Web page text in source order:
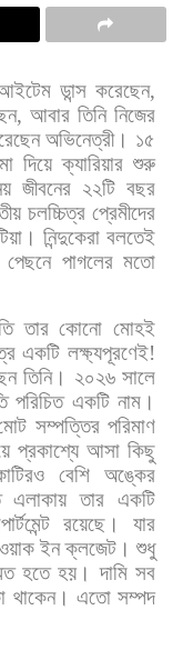
ডান্স করেছেন,
, আবার তিনি নিজের
অভিনেত্রী। ১৫
দিয়ে ক্যারিয়ার শুরু
জীবনের ২২টি বছর
চলচ্চিত্র প্রেমীদের
নিন্দুকেরা বলতেই
পেছনে পাগলের মতো
তার কোনো মোহই
একটি লক্ষ্যপূরণেই!
তিনি। ২০২৬ সালে
পরিচিত একটি নাম।
সম্পত্তির পরিমাণ
প্রকাশ্যে আসা কিছু
বেশি
অঙ্কের
এলাকায় তার একটি
রয়েছে।
যার
ইন ক্লজেট। শুধু
হতে হয়। দামি সব
থাকেন। এতো সম্পদ